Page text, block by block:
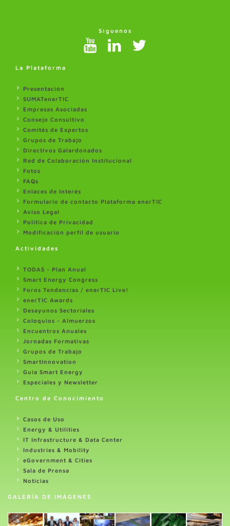
Síguenos
La Plataforma
Presentación
SUMATenerTIC
Empresas Asociadas
Consejo Consultivo
Comités de Expertos
Grupos de Trabajo
Directivos Galardonados
Red de Colaboración Institucional
Fotos
FAQs
Enlaces de Interés
Formulario de contacto Plataforma enerTIC
Aviso Legal
Politica de Privacidad
Modificación perfil de usuario
Actividades
TODAS - Plan Anual
Smart Energy Congress
Foros Tendencias / enerTIC Live!
enerTIC Awards
Desayunos Sectoriales
Coloquios - Almuerzos
Encuentros Anuales
Jornadas Formativas
Grupos de Trabajo
SmartInnovation
Guia Smart Energy
Especiales y Newsletter
Centro de Conocimiento
Casos de Uso
Energy & Utilities
IT Infrastructure & Data Center
Industries & Mobility
eGovernment & Cities
Sala de Prensa
Noticias
GALERÍA DE IMÁGENES